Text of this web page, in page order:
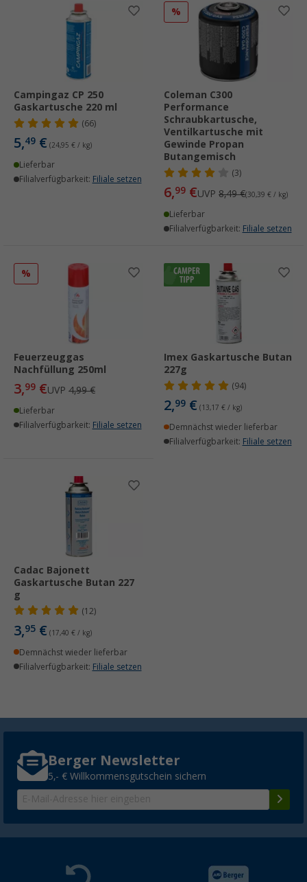
Campingaz CP 250
Gaskartusche 220 ml
(66)
5,49 € (24,95 € / kg)
Lieferbar
Filialverfügbarkeit: Filiale setzen
%
Coleman C300
Performance
Schraubkartusche,
Ventilkartusche mit
Gewinde Propan
Butangemisch
(3)
6,99 €UVP 8,49 €(30,39 € / kg)
Lieferbar
Filialverfügbarkeit: Filiale setzen
%
Feuerzeuggas
Nachfüllung 250ml
3,99 €UVP 4,99 €
Lieferbar
Filialverfügbarkeit: Filiale setzen
Imex Gaskartusche Butan
227g
(94)
2,99 € (13,17 € / kg)
Demnächst wieder lieferbar
Filialverfügbarkeit: Filiale setzen
Cadac Bajonett
Gaskartusche Butan 227
g
(12)
3,95 € (17,40 € / kg)
Demnächst wieder lieferbar
Filialverfügbarkeit: Filiale setzen
Berger Newsletter
5,- € Willkommensgutschein sichern